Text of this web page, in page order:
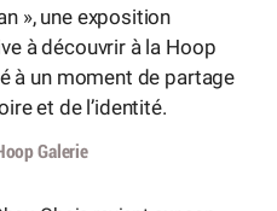
», une exposition
à découvrir à la Hoop
à un moment de partage
et de l’identité.
Galerie